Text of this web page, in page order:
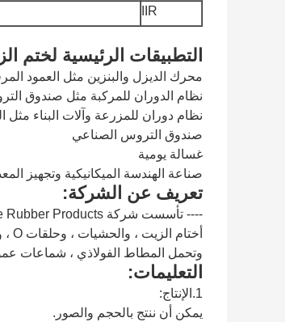
IIR
التطبيقات الرئيسية لختم
محرك الديزل والبنزين مثل العمود
نظام الدوران للمركبة مثل صندوق
نظام دوران للمزرعة وآلات البناء مثل
صندوق التروس الصناعي
غسالة يومية
صناعة الهندسة الميكانيكية وتجهيز
تعريف عن الشركة:
وتحمل المطاط الفولاذي ، شماعات
التعليمات:
1.الإنتاج:
يمكن أن ننتج بالحجم والصور.